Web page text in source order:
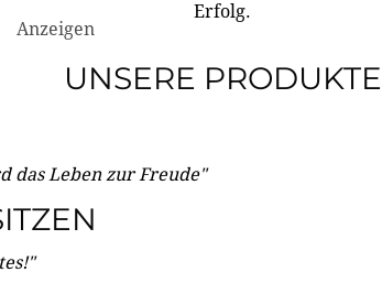
Erfolg.
Anzeigen
UNSERE PRODUKTE
das Leben zur Freude"